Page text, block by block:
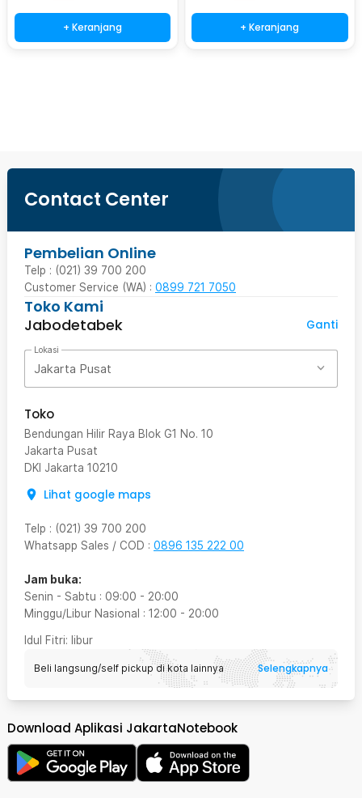
+ Keranjang + Keranjang
Contact Center
Pembelian Online
Telp : (021) 39 700 200
Customer Service (WA) : 0899 721 7050
Toko Kami
Jabodetabek
Ganti
Lokasi
Jakarta Pusat
Toko
Bendungan Hilir Raya Blok G1 No. 10
Jakarta Pusat
DKI Jakarta 10210
Lihat google maps
Telp : (021) 39 700 200
Whatsapp Sales / COD : 0896 135 222 00
Jam buka:
Senin - Sabtu : 09:00 - 20:00
Minggu/Libur Nasional : 12:00 - 20:00
Idul Fitri: libur
Beli langsung/self pickup di kota lainnya Selengkapnya
Download Aplikasi JakartaNotebook